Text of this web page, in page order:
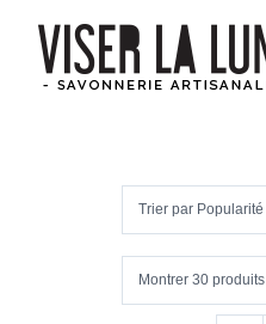
Passer
Trier par Popularité
Montrer 30 produits